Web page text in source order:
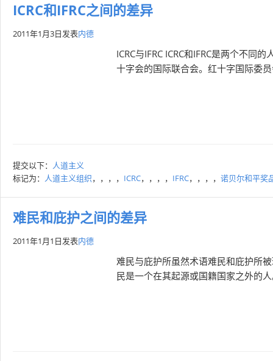
ICRC和IFRC之间的差异
2011年1月3日发表内德
ICRC与IFRC ICRC和IFRC是两个不同
十字会的国际联合会。红十字国际委
提交以下： 人道主义
标记为： 人道主义组织，，，， ICRC，，，， IFRC，，，， 诺贝尔和平奖
难民和庇护之间的差异
2011年1月1日发表内德
难民与庇护所虽然术语难民和庇护所
民是一个在其起源或国籍国家之外的